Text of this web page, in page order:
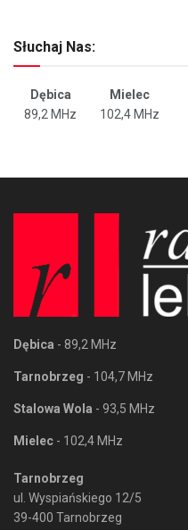
Słuchaj Nas:
Dębica Mielec
89,2 MHz
102,4 MHz
Dębica - 89,2 MHz
Tarnobrzeg - 104,7 MHz
Stalowa Wola - 93,5 MHz
Mielec - 102,4 MHz
Tarnobrzeg
ul. Wyspiańskiego 12/5
39-400 Tarnobrzeg